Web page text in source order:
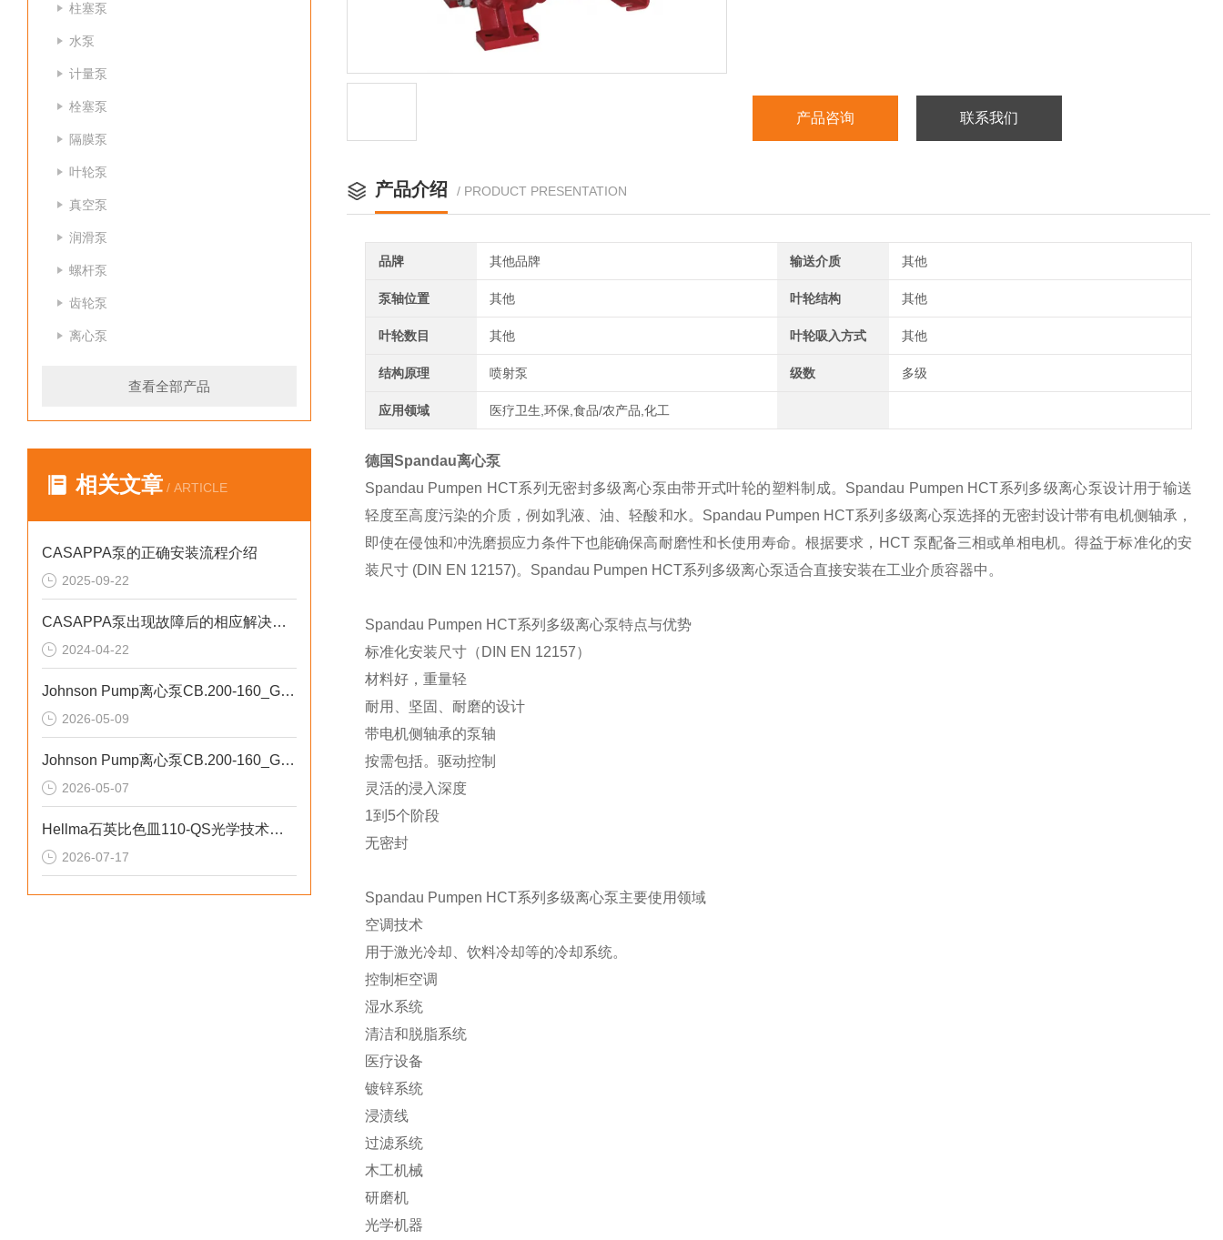
柱塞泵
水泵
计量泵
栓塞泵
隔膜泵
叶轮泵
真空泵
润滑泵
螺杆泵
齿轮泵
离心泵
查看全部产品
相关文章 / ARTICLE
CASAPPA泵的正确安装流程介绍
2025-09-22
CASAPPA泵出现故障后的相应解决方法分享
2024-04-22
Johnson Pump离心泵CB.200-160_G2-A6高密封性
2026-05-09
Johnson Pump离心泵CB.200-160_G2-A6高扬程
2026-05-07
Hellma石英比色皿110-QS光学技术参数
2026-07-17
产品咨询 联系我们
产品介绍 / PRODUCT PRESENTATION
品牌 其他品牌 输送介质 其他
泵轴位置 其他 叶轮结构 其他
叶轮数目 其他 叶轮吸入方式 其他
结构原理 喷射泵 级数 多级
应用领域 医疗卫生,环保,食品/农产品,化工
德国Spandau离心泵
Spandau Pumpen HCT系列无密封多级离心泵由带开式叶轮的塑料制成。Spandau Pumpen HCT系列多级离心泵设计用于输送
轻度至高度污染的介质，例如乳液、油、轻酸和水。Spandau Pumpen HCT系列多级离心泵选择的无密封设计带有电机侧轴承，
即使在侵蚀和冲洗磨损应力条件下也能确保高耐磨性和长使用寿命。根据要求，HCT 泵配备三相或单相电机。得益于标准化的安
装尺寸 (DIN EN 12157)。Spandau Pumpen HCT系列多级离心泵适合直接安装在工业介质容器中。
Spandau Pumpen HCT系列多级离心泵特点与优势
标准化安装尺寸（DIN EN 12157）
材料好，重量轻
耐用、坚固、耐磨的设计
带电机侧轴承的泵轴
按需包括。驱动控制
灵活的浸入深度
1到5个阶段
无密封
Spandau Pumpen HCT系列多级离心泵主要使用领域
空调技术
用于激光冷却、饮料冷却等的冷却系统。
控制柜空调
湿水系统
清洁和脱脂系统
医疗设备
镀锌系统
浸渍线
过滤系统
木工机械
研磨机
光学机器